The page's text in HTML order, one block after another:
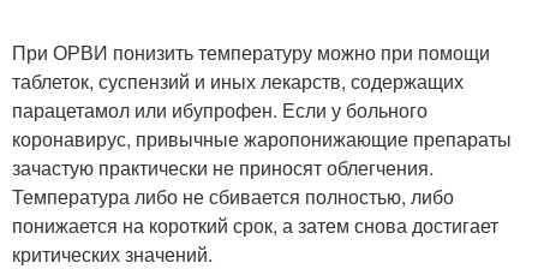
При ОРВИ понизить температуру можно при помощи
таблеток, суспензий и иных лекарств, содержащих
парацетамол или ибупрофен. Если у больного
коронавирус, привычные жаропонижающие препараты
зачастую практически не приносят облегчения.
Температура либо не сбивается полностью, либо
понижается на короткий срок, а затем снова достигает
критических значений.